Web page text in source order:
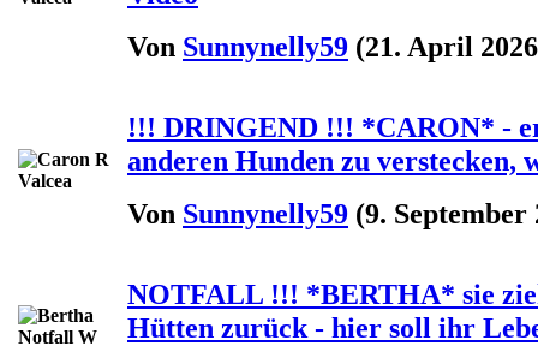
Von Sunnynelly59 (21. April
!!! DRINGEND !!! *CARON* -
anderen Hunden zu verstecken,
Von Sunnynelly59 (9. September
NOTFALL !!! *BERTHA* sie
Hütten zurück - hier soll ihr